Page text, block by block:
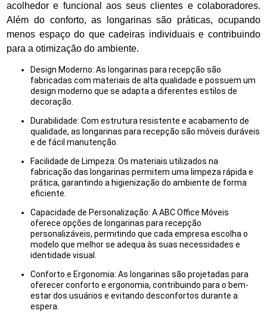
acolhedor e funcional aos seus clientes e colaboradores.
Além do conforto, as longarinas são práticas, ocupando
menos espaço do que cadeiras individuais e contribuindo
para a otimização do ambiente.
Design Moderno: As longarinas para recepção são
fabricadas com materiais de alta qualidade e possuem um
design moderno que se adapta a diferentes estilos de
decoração.
Durabilidade: Com estrutura resistente e acabamento de
qualidade, as longarinas para recepção são móveis duráveis
e de fácil manutenção.
Facilidade de Limpeza: Os materiais utilizados na
fabricação das longarinas permitem uma limpeza rápida e
prática, garantindo a higienização do ambiente de forma
eficiente.
Capacidade de Personalização: A ABC Office Móveis
oferece opções de longarinas para recepção
personalizáveis, permitindo que cada empresa escolha o
modelo que melhor se adequa às suas necessidades e
identidade visual.
Conforto e Ergonomia: As longarinas são projetadas para
oferecer conforto e ergonomia, contribuindo para o bem-
estar dos usuários e evitando desconfortos durante a
espera.